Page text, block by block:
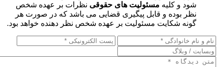
شود و کلیه مسئولیت های حقوقی نظرات بر عهده شخص
نظر بوده و قابل پیگیری قضایی می باشد که در صورت هر
گونه شکایت مسئولیت بر عهده شخص نظر دهنده خواهد بود.